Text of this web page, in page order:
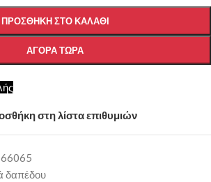
ΠΡΟΣΘΉΚΗ ΣΤΟ ΚΑΛΆΘΙ
ΑΓΟΡΆ ΤΏΡΑ
στη λίστα επιθυμιών
66065
δαπέδου